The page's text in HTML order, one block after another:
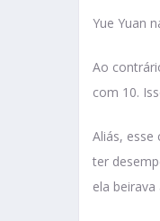
Yue Yuan
Ao
com 10.
Aliás,
ter
ela